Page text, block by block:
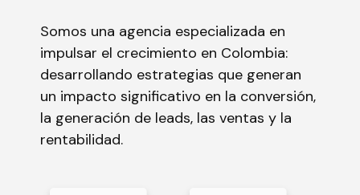
Somos una agencia especializada en
impulsar el crecimiento en Colombia:
desarrollando estrategias que generan
un impacto significativo en la conversión,
la generación de leads, las ventas y la
rentabilidad.